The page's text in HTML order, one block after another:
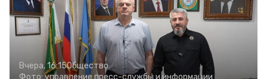
Вчера, 16:15Общество
Фото: управление пресс-службы и информации